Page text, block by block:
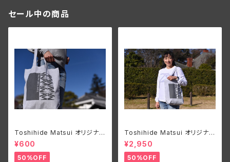
セール中の商品
Toshihide Matsui オリジナル
エコバック
¥600
50%OFF
Toshihide Matsui オリジナル
ロングTシャツ
¥2,950
50%OFF